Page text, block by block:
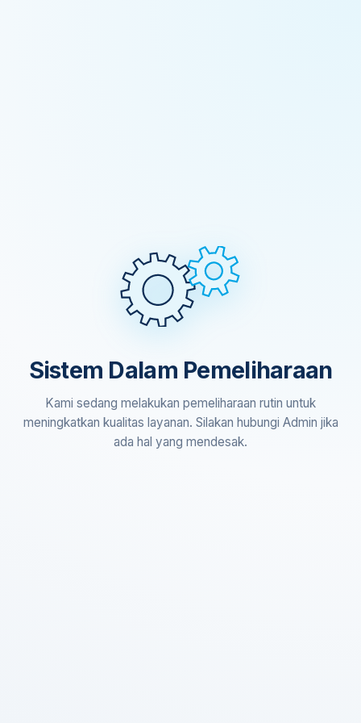
Sistem Dalam Pemeliharaan
Kami sedang melakukan pemeliharaan rutin untuk
meningkatkan kualitas layanan. Silakan hubungi Admin jika
ada hal yang mendesak.